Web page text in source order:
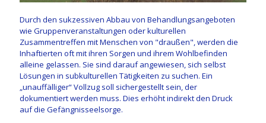
Durch den sukzessiven Abbau von Behandlungsangeboten
wie Gruppenveranstaltungen oder kulturellen
Zusammentreffen mit Menschen von "draußen", werden die
Inhaftierten oft mit ihren Sorgen und ihrem Wohlbefinden
alleine gelassen. Sie sind darauf angewiesen, sich selbst
Lösungen in subkulturellen Tätigkeiten zu suchen. Ein
„unauffälliger“ Vollzug soll sichergestellt sein, der
dokumentiert werden muss. Dies erhöht indirekt den Druck
auf die Gefängnisseelsorge.